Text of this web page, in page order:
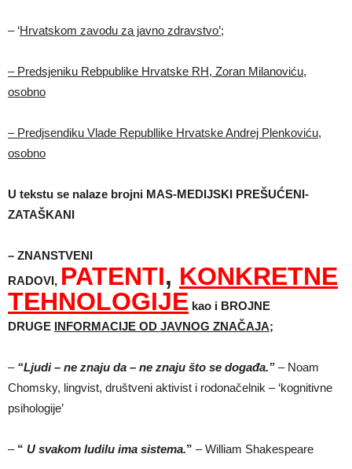
– ‘Hrvatskom zavodu za javno zdravstvo’;
– Predsjeniku Rebpublike Hrvatske RH, Zoran Milanoviću,
osobno
– Predjsendiku Vlade Republlike Hrvatske Andrej Plenkoviću,
osobno
U tekstu se nalaze brojni MAS-MEDIJSKI PREŠUĆENI-
ZATAŠKANI
– ZNANSTVENI
RADOVI, PATENTI, KONKRETNE
TEHNOLOGIJE kao i BROJNE
DRUGE INFORMACIJE OD JAVNOG ZNAČAJA;
– “Ljudi – ne znaju da – ne znaju što se događa.” – Noam
Chomsky, lingvist, društveni aktivist i rodonačelnik – ‘kognitivne
psihologije’
– “ U svakom ludilu ima sistema.” – William Shakespeare